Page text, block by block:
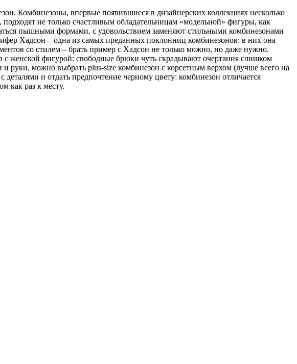
Комбинезоны, впервые появившиеся в дизайнерских коллекциях несколько
не только счастливым обладательницам «модельной» фигуры, как
пышными формами, с удовольствием заменяют стильными комбинезонами
Хадсон – одна из самых преданных поклонниц комбинезонов: в них она
со стилем – брать пример с Хадсон не только можно, но даже нужно.
женской фигурой: свободные брюки чуть скрадывают очертания слишком
руки, можно выбрать plus-size комбинезон с корсетным верхом (лучше всего на
и отдать предпочтение черному цвету: комбинезон отличается
как раз к месту.